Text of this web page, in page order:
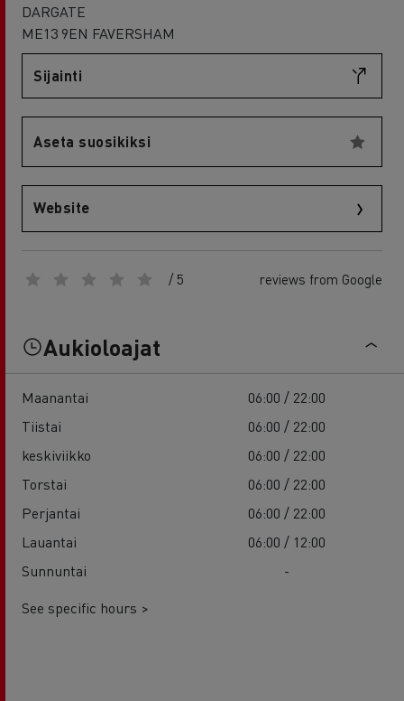
DARGATE
ME13 9EN FAVERSHAM
Sijainti
Aseta suosikiksi
Website
/ 5 reviews from Google
Aukioloajat
Maanantai
06:00 / 22:00
Tiistai
06:00 / 22:00
keskiviikko
06:00 / 22:00
Torstai
06:00 / 22:00
Perjantai
06:00 / 22:00
Lauantai
06:00 / 12:00
Sunnuntai
-
See specific hours >